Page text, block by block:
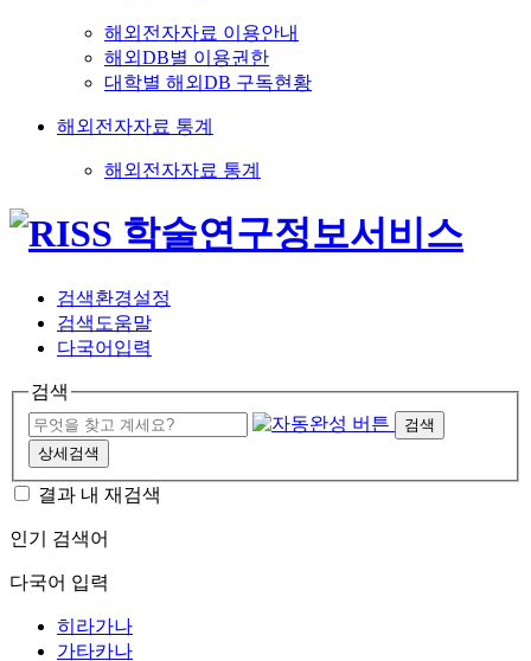
해외전자자료 이용안내
해외DB별 이용권한
대학별 해외DB 구독현황
해외전자자료 통계
해외전자자료 통계
검색환경설정
검색도움말
다국어입력
검색
검색
상세검색
결과 내 재검색
인기 검색어
다국어 입력
히라가나
가타카나